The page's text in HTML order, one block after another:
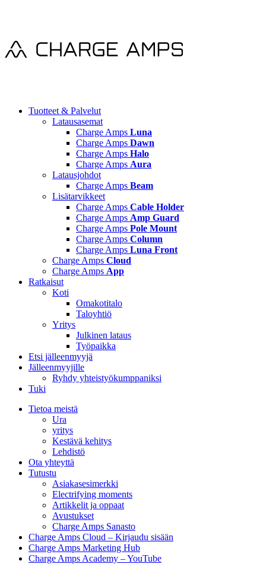
Tuotteet & Palvelut
Latausasemat
Charge Amps Luna
Charge Amps Dawn
Charge Amps Halo
Charge Amps Aura
Latausjohdot
Charge Amps Beam
Lisätarvikkeet
Charge Amps Cable Holder
Charge Amps Amp Guard
Charge Amps Pole Mount
Charge Amps Column
Charge Amps Luna Front
Charge Amps Cloud
Charge Amps App
Ratkaisut
Koti
Omakotitalo
Taloyhtiö
Yritys
Julkinen lataus
Työpaikka
Etsi jälleenmyyjä
Jälleenmyyjille
Ryhdy yhteistyökumppaniksi
Tuki
Tietoa meistä
Ura
yritys
Kestävä kehitys
Lehdistö
Ota yhteyttä
Tutustu
Asiakasesimerkki
Electrifying moments
Artikkelit ja oppaat
Avustukset
Charge Amps Sanasto
Charge Amps Cloud – Kirjaudu sisään
Charge Amps Marketing Hub
Charge Amps Academy – YouTube